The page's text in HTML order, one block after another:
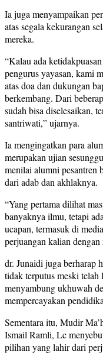
Ia juga menyampaikan
atas segala kekurangan
mereka.
“Kalau ada
pengurus yayasan, kami
atas doa dan dukungan
berkembang. Dari
sudah bisa diselesaikan,
santriwati,” ujarnya.
Ia mengingatkan para
merupakan ujian
menilai alumni pesantren
dari adab dan akhlaknya.
“Yang pertama dilihat
banyaknya ilmu, tetapi
ucapan, termasuk di
perjuangan kalian dengan
dr. Junaidi juga berharap
tidak terputus meski telah
menyambung ukhuwah
mempercayakan
Sementara itu, Mudir
Ismail Ramli, Lc
pilihan yang lahir dari